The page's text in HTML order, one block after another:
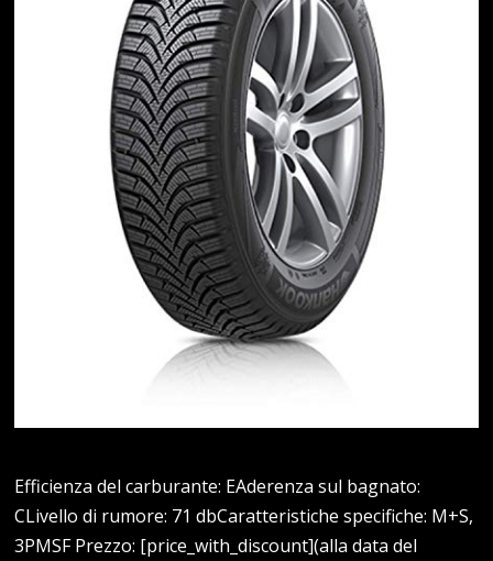
Efficienza del carburante: EAderenza sul bagnato:
CLivello di rumore: 71 dbCaratteristiche specifiche: M+S,
3PMSF Prezzo: [price_with_discount](alla data del